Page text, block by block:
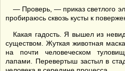
— Проверь, — приказ светлого
пробираюсь сквозь кусты к
Какая гадость. Я вышел из
существом. Жуткая животная
на почти человеческом
лапами. Перевертыш застыл в